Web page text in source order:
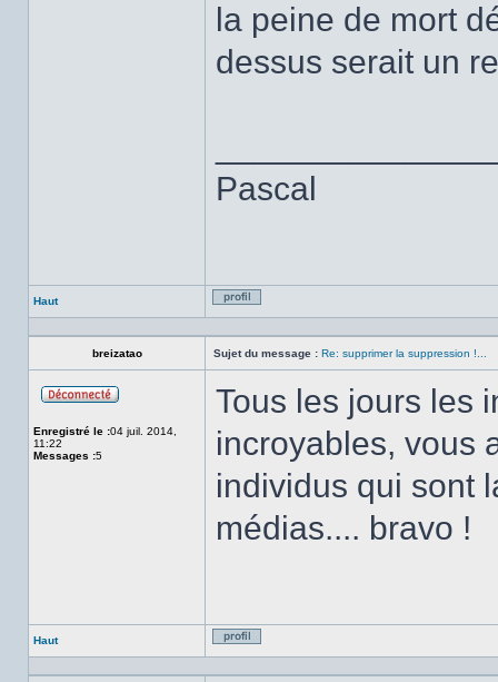
la peine de mort
dessus serait un
Pascal
Haut
Profil
breizatao Sujet du message : Re: supprimer la suppression !...
Enregistré le :04 juil. 2014,
11:22
Messages :5
Tous les jours les
incroyables, vous
individus qui sont
médias.... bravo !
Haut
Profil